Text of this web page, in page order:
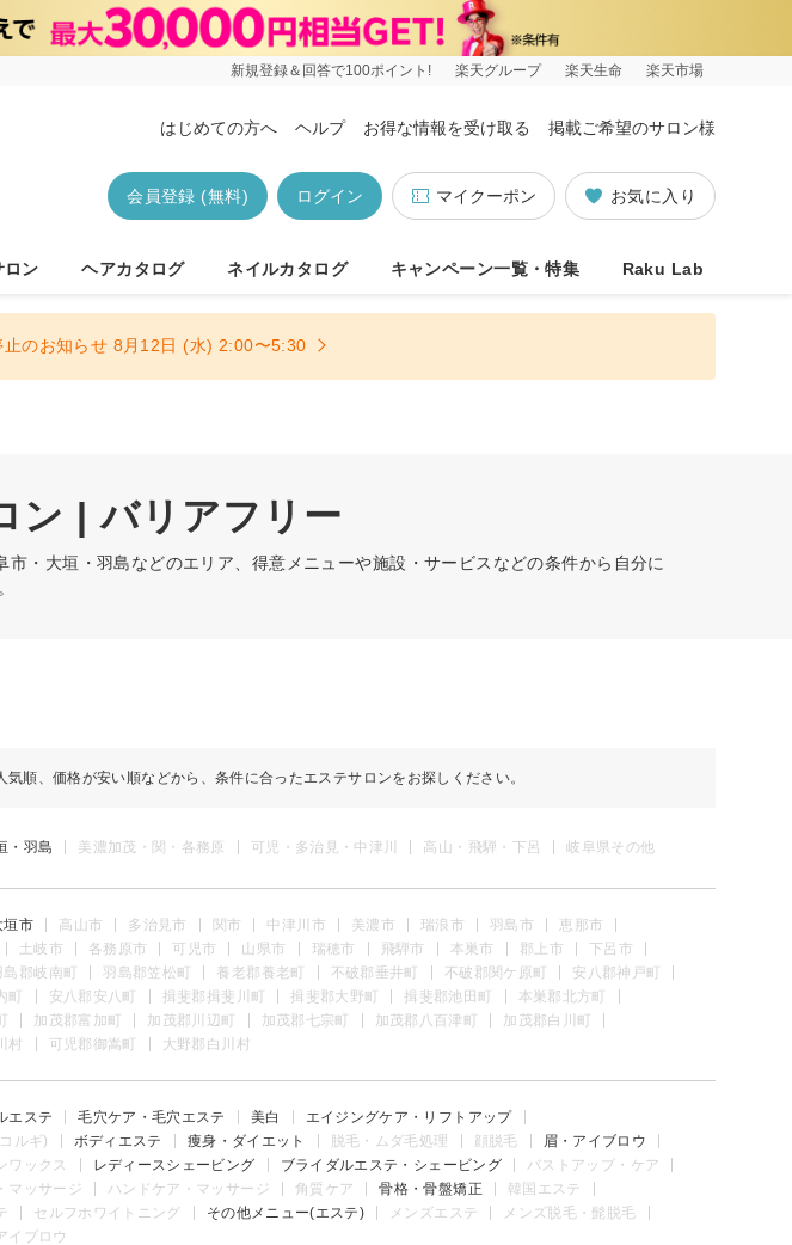
新規登録＆回答で100ポイント! 楽天グループ 楽天生命 楽天市場
はじめての方へ ヘルプ お得な情報を受け取る 掲載ご希望のサロン様
お気に入り
マイクーポン
ログイン
会員登録 (無料)
ロン ヘアカタログ ネイルカタログ キャンペーン一覧・特集 Raku Lab
のお知らせ 8月12日 (水) 2:00〜5:30
ン | バリアフリー
・大垣・羽島などのエリア、得意メニューや施設・サービスなどの条件から自分に
気順、価格が安い順などから、条件に合ったエステサロンをお探しください。
・羽島 美濃加茂・関・各務原 可児・多治見・中津川 高山・飛騨・下呂 岐阜県その他
垣市 高山市 多治見市 関市 中津川市 美濃市 瑞浪市 羽島市
恵那市
土岐市 各務原市 可児市 山県市 瑞穂市 飛騨市 本巣市 郡上市
下呂市
島郡岐南町 羽島郡笠松町 養老郡養老町 不破郡垂井町 不破郡関ケ原町
安八郡神戸町
安八郡安八町 揖斐郡揖斐川町 揖斐郡大野町 揖斐郡池田町
本巣郡北方町
加茂郡富加町 加茂郡川辺町 加茂郡七宗町 加茂郡八百津町
加茂郡白川町
村
可児郡御嵩町 大野郡白川村
エステ 毛穴ケア・毛穴エステ 美白
エイジングケア・リフトアップ
ルギ)
ボディエステ 痩身・ダイエット 脱毛・ムダ毛処理 顔脱毛
眉・アイブロウ
ワックス
レディースシェービング ブライダルエステ・シェービング
バストアップ・ケア
マッサージ
ハンドケア・マッサージ 角質ケア 骨格・骨盤矯正
韓国エステ
セルフホワイトニング その他メニュー(エステ) メンズエステ
メンズ脱毛・髭脱毛
イブロウ